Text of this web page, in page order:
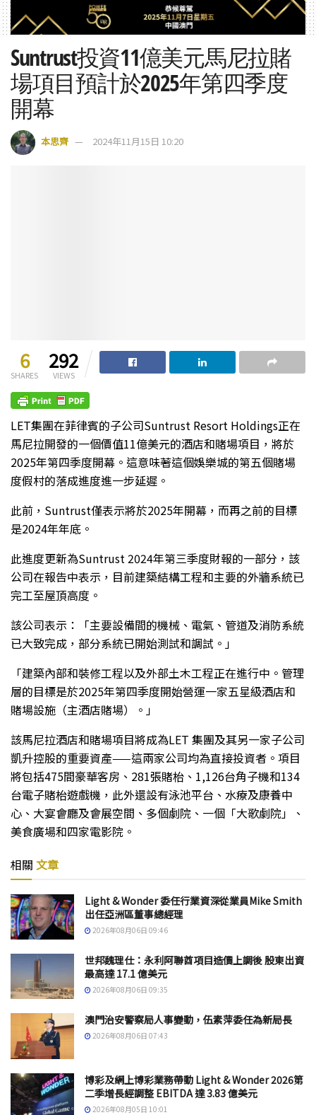
Suntrust投資11億美元馬尼拉賭
場項目預計於2025年第四季度
開幕
本思齊 2024年11月15日 10:20
6
SHARES
292
VIEWS
LET集團在菲律賓的子公司Suntrust Resort Holdings正在
馬尼拉開發的一個價值11億美元的酒店和賭場項目，將於
2025年第四季度開幕。這意味著這個娛樂城的第五個賭場
度假村的落成進度進一步延遲。
此前，Suntrust僅表示將於2025年開幕，而再之前的目標
是2024年年底。
此進度更新為Suntrust 2024年第三季度財報的一部分，該
公司在報告中表示，目前建築結構工程和主要的外牆系統已
完工至屋頂高度。
該公司表示：「主要設備間的機械、電氣、管道及消防系統
已大致完成，部分系統已開始測試和調試。」
「建築內部和裝修工程以及外部土木工程正在進行中。管理
層的目標是於2025年第四季度開始營運一家五星級酒店和
賭場設施（主酒店賭場）。」
該馬尼拉酒店和賭場項目將成為LET 集團及其另一家子公司
凱升控股的重要資產——這兩家公司均為直接投資者。項目
將包括475間豪華客房、281張賭枱、1,126台角子機和134
台電子賭枱遊戲機，此外還設有泳池平台、水療及康養中
心、大宴會廳及會展空間、多個劇院、一個「大歌劇院」、
美食廣場和四家電影院。
相關 文章
Light & Wonder 委任行業資深從業員Mike Smith
出任亞洲區董事總經理
2026年08月06日 09:46
世邦魏理仕：永利阿聯酋項目造價上調後 股東出資
最高達 17.1 億美元
2026年08月06日 09:35
澳門治安警察局人事變動，伍素萍委任為新局長
2026年08月06日 07:43
博彩及網上博彩業務帶動 Light & Wonder 2026第
二季增長經調整 EBITDA 達 3.83 億美元
2026年08月05日 10:01